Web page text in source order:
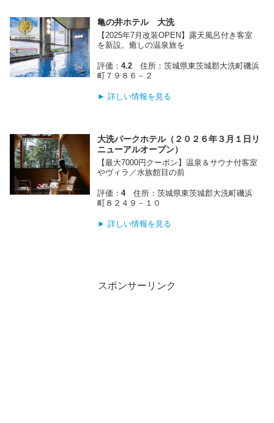
亀の井ホテル 大洗
【2025年7月改装OPEN】露天風呂付き客室
を新設。癒しの温泉旅を
評価：4.2 住所：茨城県東茨城郡大洗町磯浜
町７９８６－２
► 詳しい情報を見る
大洗パークホテル（２０２６年３月１日リ
ニューアルオープン）
【最大7000円クーポン】温泉＆サウナ付客室
やヴィラ／水族館目の前
評価：4住所：茨城県東茨城郡大洗町磯浜
町８２４９－１０
► 詳しい情報を見る
スポンサーリンク